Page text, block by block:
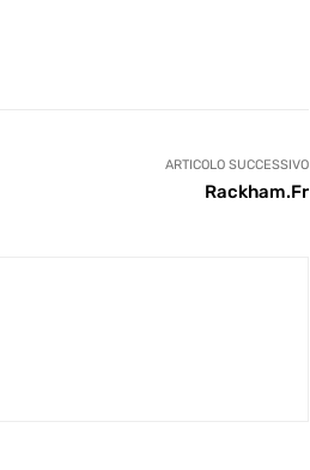
ARTICOLO SUCCESSIVO
Rackham.Fr